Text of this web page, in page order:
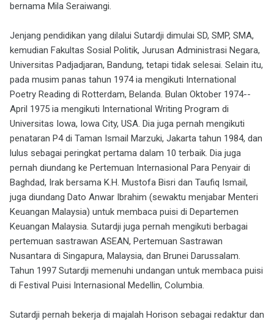
bernama Mila Seraiwangi.
Jenjang pendidikan yang dilalui Sutardji dimulai SD, SMP, SMA,
kemudian Fakultas Sosial Politik, Jurusan Administrasi Negara,
Universitas Padjadjaran, Bandung, tetapi tidak selesai. Selain itu,
pada musim panas tahun 1974 ia mengikuti International
Poetry Reading di Rotterdam, Belanda. Bulan Oktober 1974--
April 1975 ia mengikuti International Writing Program di
Universitas Iowa, Iowa City, USA. Dia juga pernah mengikuti
penataran P4 di Taman Ismail Marzuki, Jakarta tahun 1984, dan
lulus sebagai peringkat pertama dalam 10 terbaik. Dia juga
pernah diundang ke Pertemuan Internasional Para Penyair di
Baghdad, Irak bersama K.H. Mustofa Bisri dan Taufiq Ismail,
juga diundang Dato Anwar Ibrahim (sewaktu menjabar Menteri
Keuangan Malaysia) untuk membaca puisi di Departemen
Keuangan Malaysia. Sutardji juga pernah mengikuti berbagai
pertemuan sastrawan ASEAN, Pertemuan Sastrawan
Nusantara di Singapura, Malaysia, dan Brunei Darussalam.
Tahun 1997 Sutardji memenuhi undangan untuk membaca puisi
di Festival Puisi Internasional Medellin, Columbia.
Sutardji pernah bekerja di majalah Horison sebagai redaktur dan